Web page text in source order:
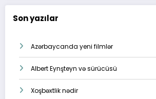
Son yazılar
Azərbaycanda yeni filmlər
Albert Eynşteyn və sürücüsü
Xoşbəxtlik nədir